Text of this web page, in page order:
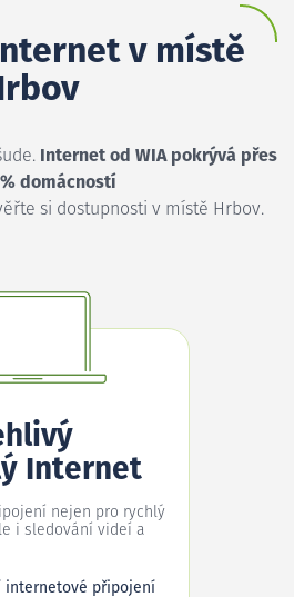
v místě
Internet od WIA pokrývá přes
domácností
si dostupnosti v místě Hrbov.
Internet
nejen pro rychlý
i sledování videí a
internetové připojení